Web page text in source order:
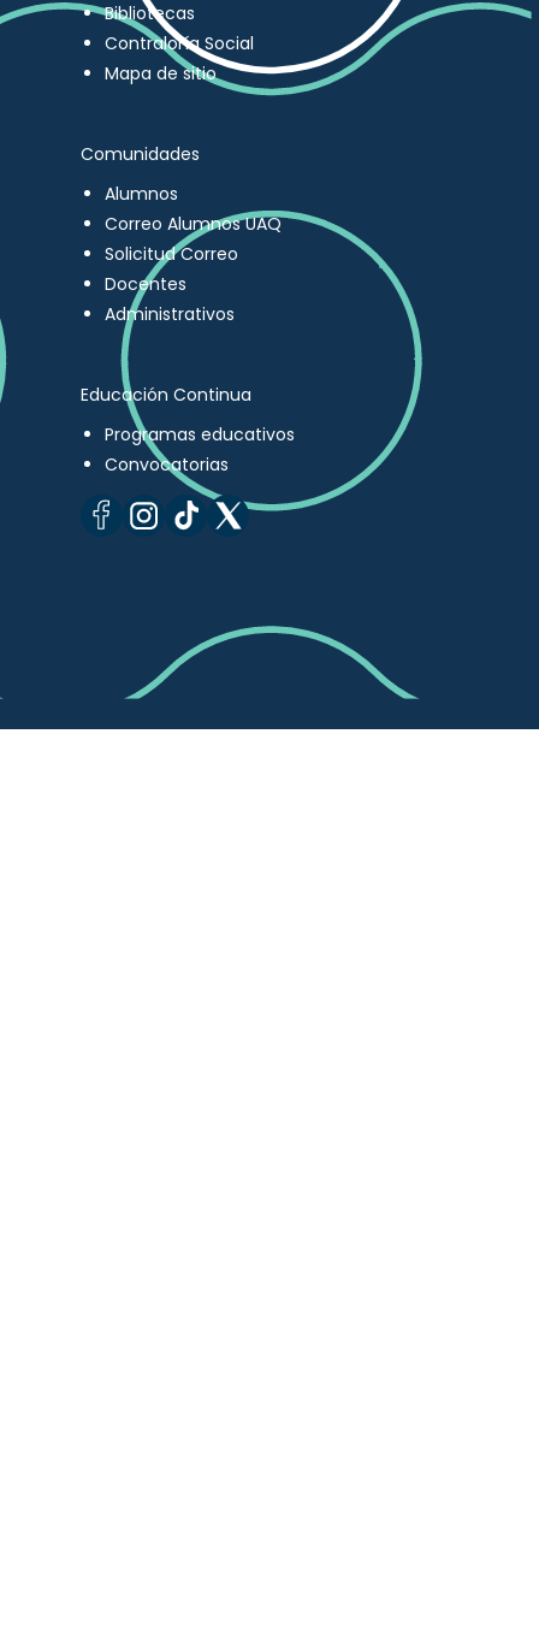
Bibliotecas
Contraloría Social
Mapa de sitio
Comunidades
Alumnos
Correo Alumnos UAQ
Solicitud Correo
Docentes
Administrativos
Educación Continua
Programas educativos
Convocatorias